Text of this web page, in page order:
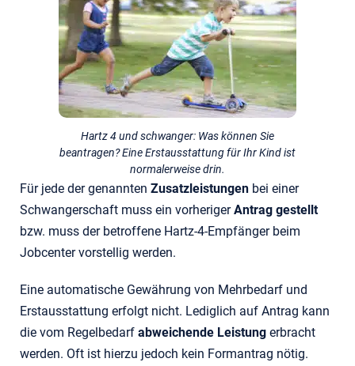
Hartz 4 und schwanger: Was können Sie
beantragen? Eine Erstausstattung für Ihr Kind ist
normalerweise drin.
Für jede der genannten Zusatzleistungen bei einer
Schwangerschaft muss ein vorherigerAntrag gestellt
bzw. muss der betroffene Hartz-4-Empfänger beim
Jobcenter vorstellig werden.
Eine automatische Gewährung von Mehrbedarf und
Erstausstattung erfolgt nicht. Lediglich auf Antrag kann
die vom Regelbedarf abweichende Leistung erbracht
werden. Oft ist hierzu jedoch kein Formantrag nötig.